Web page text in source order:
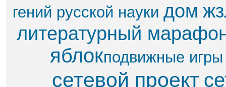
гений русской науки дом
литературный
яблок​подвижные игры
сетевой проект